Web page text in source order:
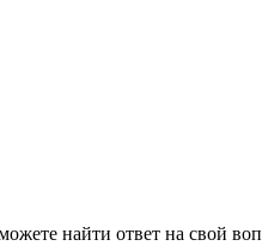
найти ответ на свой